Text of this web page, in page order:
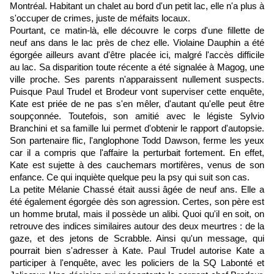
Montréal. Habitant un chalet au bord d'un petit lac, elle n'a plus à
s'occuper de crimes, juste de méfaits locaux.
Pourtant, ce matin-là, elle découvre le corps d'une fillette de
neuf ans dans le lac près de chez elle. Violaine Dauphin a été
égorgée ailleurs avant d'être placée ici, malgré l'accès difficile
au lac. Sa disparition toute récente a été signalée à Magog, une
ville proche. Ses parents n'apparaissent nullement suspects.
Puisque Paul Trudel et Brodeur vont superviser cette enquête,
Kate est priée de ne pas s'en mêler, d'autant qu'elle peut être
soupçonnée. Toutefois, son amitié avec le légiste Sylvio
Branchini et sa famille lui permet d'obtenir le rapport d'autopsie.
Son partenaire flic, l'anglophone Todd Dawson, ferme les yeux
car il a compris que l'affaire la perturbait fortement. En effet,
Kate est sujette à des cauchemars mortifères, venus de son
enfance. Ce qui inquiète quelque peu la psy qui suit son cas.
La petite Mélanie Chassé était aussi âgée de neuf ans. Elle a
été également égorgée dès son agression. Certes, son père est
un homme brutal, mais il possède un alibi. Quoi qu'il en soit, on
retrouve des indices similaires autour des deux meurtres : de la
gaze, et des jetons de Scrabble. Ainsi qu'un message, qui
pourrait bien s'adresser à Kate. Paul Trudel autorise Kate a
participer à l'enquête, avec les policiers de la SQ Labonté et